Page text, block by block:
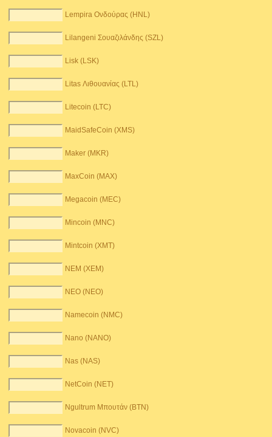
Lempira Ονδούρας (HNL)
Lilangeni Σουαζιλάνδης (SZL)
Lisk (LSK)
Litas Λιθουανίας (LTL)
Litecoin (LTC)
MaidSafeCoin (XMS)
Maker (MKR)
MaxCoin (MAX)
Megacoin (MEC)
Mincoin (MNC)
Mintcoin (XMT)
NEM (XEM)
NEO (NEO)
Namecoin (NMC)
Nano (NANO)
Nas (NAS)
NetCoin (NET)
Ngultrum Μπουτάν (BTN)
Novacoin (NVC)